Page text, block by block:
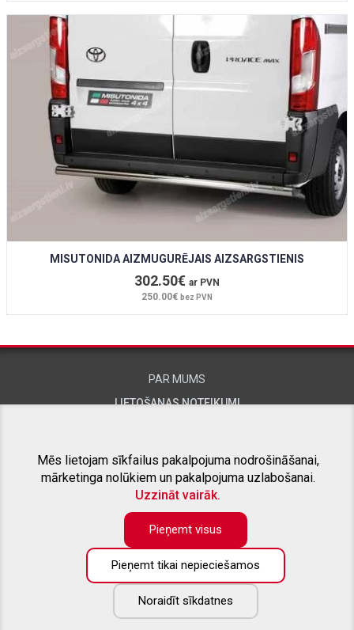
MISUTONIDA AIZMUGURĒJAIS AIZSARGSTIENIS
302.50€ ar PVN
250.00€ bez PVN
PAR MUMS
LIETOŠANAS NOTEIKUMI
SAISTĪTIE PROJEKTI
KONTAKTTĀLRUNIS:
+371 26415309
E-PASTS:
info@aizsargstieni.lv
Mēs lietojam sīkfailus pakalpojuma nodrošināšanai,
mārketinga nolūkiem un pakalpojuma uzlabošanai.
Uzzināt vairāk.
Pieņemt visus
Pieņemt tikai nepieciešamos
Noraidīt sīkdatnes